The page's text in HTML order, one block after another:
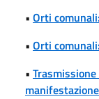
• Orti
• Orti
•